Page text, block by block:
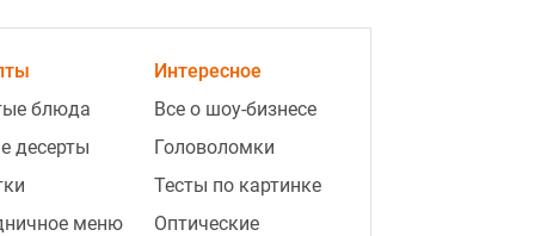
блюда
десерты
меню
Интересное
Все о шоу-бизнесе
Головоломки
Тесты по картинке
Оптические